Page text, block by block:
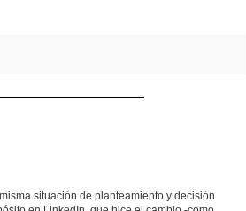
situación de planteamiento y decisión